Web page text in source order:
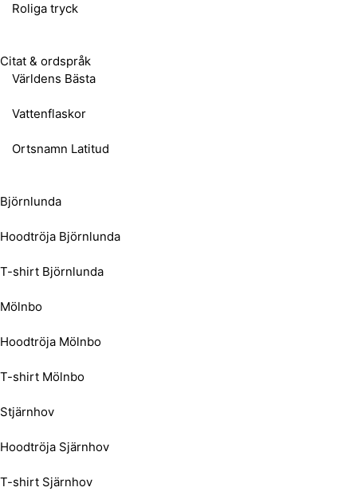
Roliga tryck
Citat & ordspråk
Världens Bästa
Vattenflaskor
Ortsnamn Latitud
Björnlunda
Hoodtröja Björnlunda
T-shirt Björnlunda
Mölnbo
Hoodtröja Mölnbo
T-shirt Mölnbo
Stjärnhov
Hoodtröja Sjärnhov
T-shirt Sjärnhov